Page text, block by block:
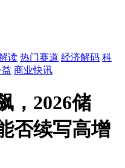
读 热门赛道 经济解码 科
商业快讯
，2026储
否续写高增